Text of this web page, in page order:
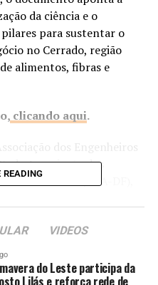
da ciência e o
para sustentar o
no Cerrado, região
alimentos, fibras e
clicando aqui.
dos Engenheiros
da Associação dos
Federal (AEA-DF),
Grosso (Feagro-MT).
um território que
produção nacional de
READING
VIDEOS
do Leste participa da
Lilás e reforça rede de